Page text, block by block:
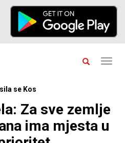
se Kos
Za sve zemlje
ima mjesta u